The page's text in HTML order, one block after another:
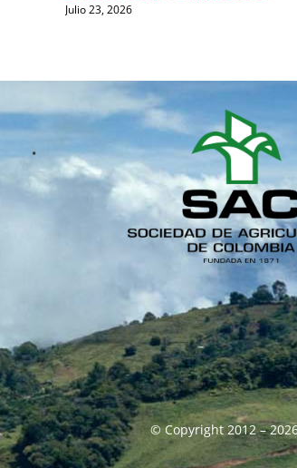
Julio 23, 2026
© Copyright 2012 –